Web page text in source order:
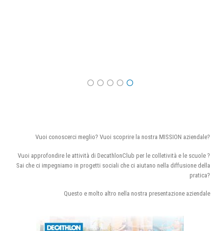
Vuoi conoscerci meglio? Vuoi scoprire la nostra MISSION aziendale?
Vuoi approfondire le attività di DecathlonClub per le colletività e le scuole ?
Sai che ci impegniamo in progetti sociali che ci aiutano nella diffusione della
pratica?
Questo e molto altro nella nostra presentazione aziendale